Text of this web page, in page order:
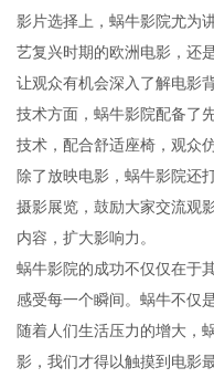
影片选择上，蜗牛影院尤为
艺复兴时期的欧洲电影，还
让观众有机会深入了解电影
技术方面，蜗牛影院配备了
技术，配合舒适座椅，观众
除了放映电影，蜗牛影院还
摄影展览，鼓励大家交流观
内容，扩大影响力。
蜗牛影院的成功不仅仅在于
感受每一个瞬间。蜗牛不
随着人们生活压力的增大，
影，我们才得以触摸到电影